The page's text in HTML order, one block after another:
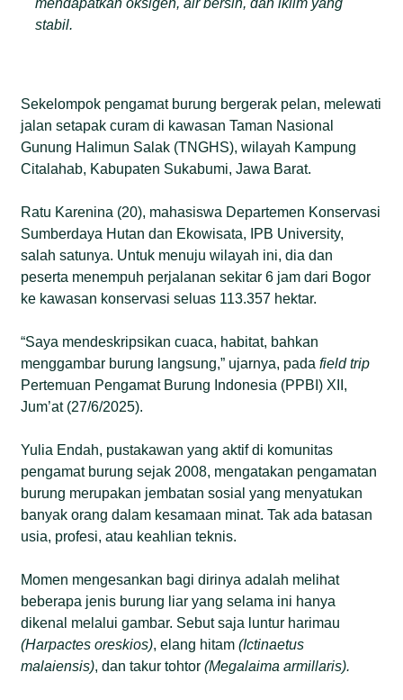
stabil.
Sekelompok pengamat burung bergerak pelan, melewati
jalan setapak curam di kawasan Taman Nasional
Gunung Halimun Salak (TNGHS), wilayah Kampung
Citalahab, Kabupaten Sukabumi, Jawa Barat.
Ratu Karenina (20), mahasiswa Departemen Konservasi
Sumberdaya Hutan dan Ekowisata, IPB University,
salah satunya. Untuk menuju wilayah ini, dia dan
peserta menempuh perjalanan sekitar 6 jam dari Bogor
ke kawasan konservasi seluas 113.357 hektar.
“Saya mendeskripsikan cuaca, habitat, bahkan
menggambar burung langsung,” ujarnya, padafield trip
Pertemuan Pengamat Burung Indonesia (PPBI) XII,
Jum’at (27/6/2025).
Yulia Endah, pustakawan yang aktif di komunitas
pengamat burung sejak 2008, mengatakan pengamatan
burung merupakan jembatan sosial yang menyatukan
banyak orang dalam kesamaan minat. Tak ada batasan
usia, profesi, atau keahlian teknis.
Momen mengesankan bagi dirinya adalah melihat
beberapa jenis burung liar yang selama ini hanya
dikenal melalui gambar. Sebut saja luntur harimau
(Harpactes oreskios), elang hitam(Ictinaetus
malaiensis), dan takur tohtor(Megalaima armillaris).